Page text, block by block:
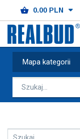
Mapa kategorii